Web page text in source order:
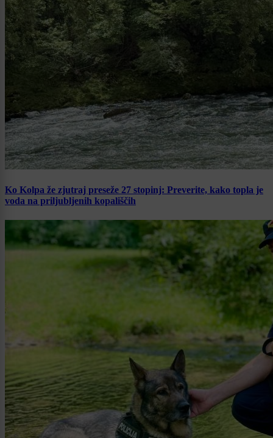
Ko Kolpa že zjutraj preseže 27 stopinj: Preverite, kako topla je
voda na priljubljenih kopališčih